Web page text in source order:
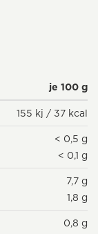
je 100 g
155 kj / 37 kcal
< 0,5 g
< 0,1 g
7,7 g
1,8 g
0,8 g